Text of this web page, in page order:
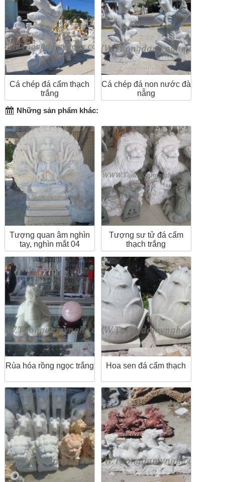
Cá chép đá cẩm thạch
trắng
Cá chép đá non nước đà
nẵng
Những sản phẩm khác:
Tượng quan âm nghìn
tay, nghìn mắt 04
Tượng sư tử đá cẩm
thạch trắng
Rùa hóa rồng ngọc trắng Hoa sen đá cẩm thạch